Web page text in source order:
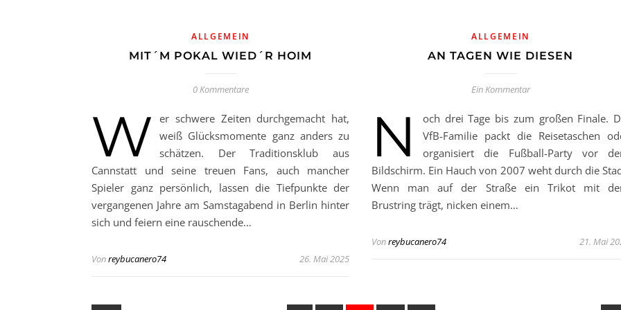
ALLGEMEIN
MIT´M POKAL WIED´R HOIM
0 Kommentare
W er schwere Zeiten durchgemacht hat,
weiß Glücksmomente ganz anders zu
schätzen. Der Traditionsklub aus
Cannstatt und seine treuen Fans, auch mancher
Spieler ganz persönlich, lassen die Tiefpunkte der
vergangenen Jahre am Samstagabend in Berlin hinter
sich und feiern eine rauschende…
Vonreybucanero74 26. Mai 2025
ALLGEMEIN
AN TAGEN WIE DIESEN
Ein Kommentar
N
och drei Tage bis zum großen Finale.
VfB-Familie packt die Reisetaschen
organisiert die Fußball-Party vor
Bildschirm. Ein Hauch von 2007 weht durch die
Wenn man auf der Straße ein Trikot mit
Brustring trägt, nicken einem…
Vonreybucanero74 21. Mai